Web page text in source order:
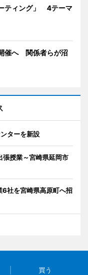
ティング」 4テーマ
催へ 関係者らが沼
ターを新設
授業～宮崎県延岡市
6社を宮崎県高原町へ招
買う